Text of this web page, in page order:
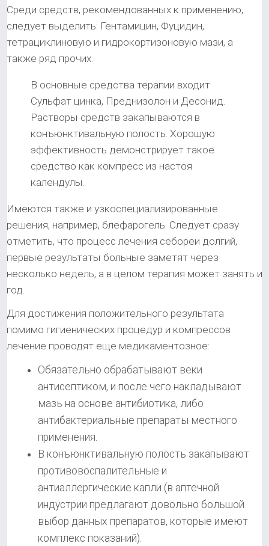
Среди средств, рекомендованных к применению,
следует выделить: Гентамицин, Фуцидин,
тетрациклиновую и гидрокортизоновую мази, а
также ряд прочих.
В основные средства терапии входит
Сульфат цинка, Преднизолон и Десонид.
Растворы средств закапываются в
конъюнктивальную полость. Хорошую
эффективность демонстрирует такое
средство как компресс из настоя
календулы.
Имеются также и узкоспециализированные
решения, например, блефарогель. Следует сразу
отметить, что процесс лечения себореи долгий,
первые результаты больные заметят через
несколько недель, а в целом терапия может занять и
год.
Для достижения положительного результата
помимо гигиенических процедур и компрессов
лечение проводят еще медикаментозное:
Обязательно обрабатывают веки
антисептиком, и после чего накладывают
мазь на основе антибиотика, либо
антибактериальные препараты местного
применения.
В конъюнктивальную полость закапывают
противовоспалительные и
антиаллергические капли (в аптечной
индустрии предлагают довольно большой
выбор данных препаратов, которые имеют
комплекс показаний).